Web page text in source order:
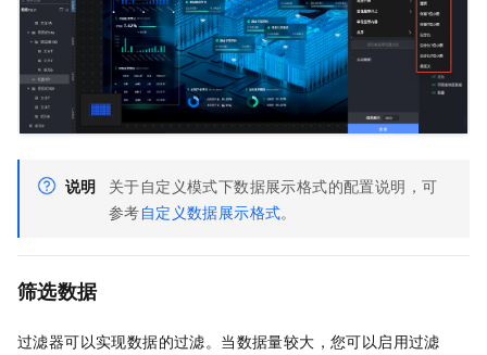
说明
关于自定义模式下数据展示格式的配置说明，可
参考自定义数据展示格式。
筛选数据
过滤器可以实现数据的过滤。当数据量较大，您可以启用过滤